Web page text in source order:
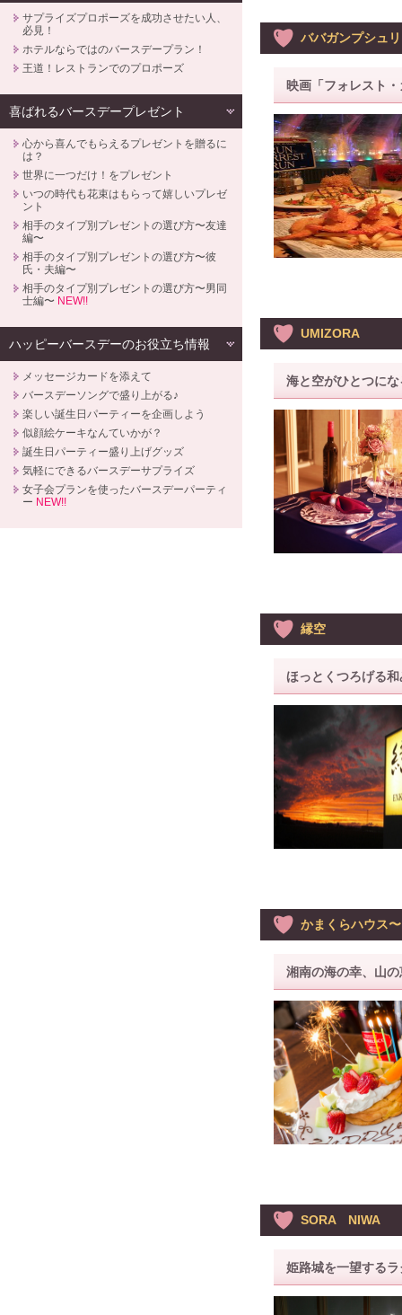
ババガンプシュ
映画「フォレスト
UMIZORA
海と空がひとつに
縁空
ほっとくつろげる
かまくらハウス
湘南の海の幸、山
SORA NIWA
姫路城を一望する
サプライズプロポーズを成功させたい人、
必見！
ホテルならではのバースデープラン！
王道！レストランでのプロポーズ
喜ばれるバースデープレゼント
心から喜んでもらえるプレゼントを贈るに
は？
世界に一つだけ！をプレゼント
いつの時代も花束はもらって嬉しいプレゼ
ント
相手のタイプ別プレゼントの選び方〜友達
編〜
相手のタイプ別プレゼントの選び方〜彼
氏・夫編〜
相手のタイプ別プレゼントの選び方〜男同
士編〜 NEW!!
ハッピーバースデーのお役立ち情報
メッセージカードを添えて
バースデーソングで盛り上がる♪
楽しい誕生日パーティーを企画しよう
似顔絵ケーキなんていかが？
誕生日パーティー盛り上げグッズ
気軽にできるバースデーサプライズ
女子会プランを使ったバースデーパーティ
ー NEW!!